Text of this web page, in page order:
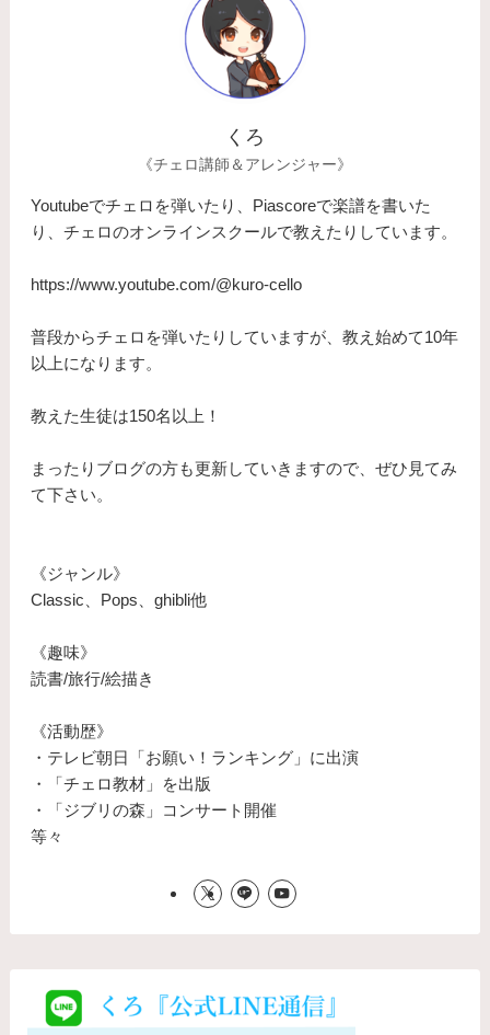
くろ
《チェロ講師＆アレンジャー》
Youtubeでチェロを弾いたり、Piascoreで楽譜を書いた
り、チェロのオンラインスクールで教えたりしています。
https://www.youtube.com/@kuro-cello
普段からチェロを弾いたりしていますが、教え始めて10年
以上になります。
​教えた生徒は150名以上！
まったりブログの方も更新していきますので、ぜひ見てみ
て下さい。
《ジャンル》
Classic、Pops、ghibli他
《趣味》
読書/旅行/絵描き
《活動歴》
・テレビ朝日「お願い！ランキング」に出演
・「チェロ教材」を出版
・「ジブリの森」コンサート開催
等々